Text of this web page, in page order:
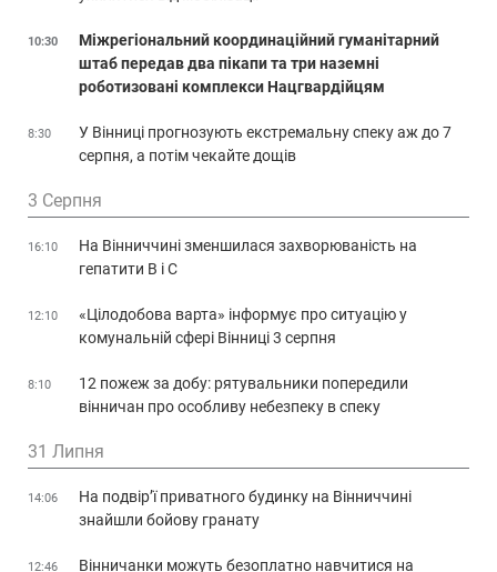
10:30
Міжрегіональний координаційний гуманітарний
штаб передав два пікапи та три наземні
роботизовані комплекси Нацгвардійцям
8:30
У Вінниці прогнозують екстремальну спеку аж до 7
серпня, а потім чекайте дощів
3 Серпня
16:10
На Вінниччині зменшилася захворюваність на
гепатити В і С
12:10
«Цілодобова варта» інформує про ситуацію у
комунальній сфері Вінниці 3 серпня
8:10
12 пожеж за добу: рятувальники попередили
вінничан про особливу небезпеку в спеку
31 Липня
14:06
На подвір’ї приватного будинку на Вінниччині
знайшли бойову гранату
12:46
Вінничанки можуть безоплатно навчитися на